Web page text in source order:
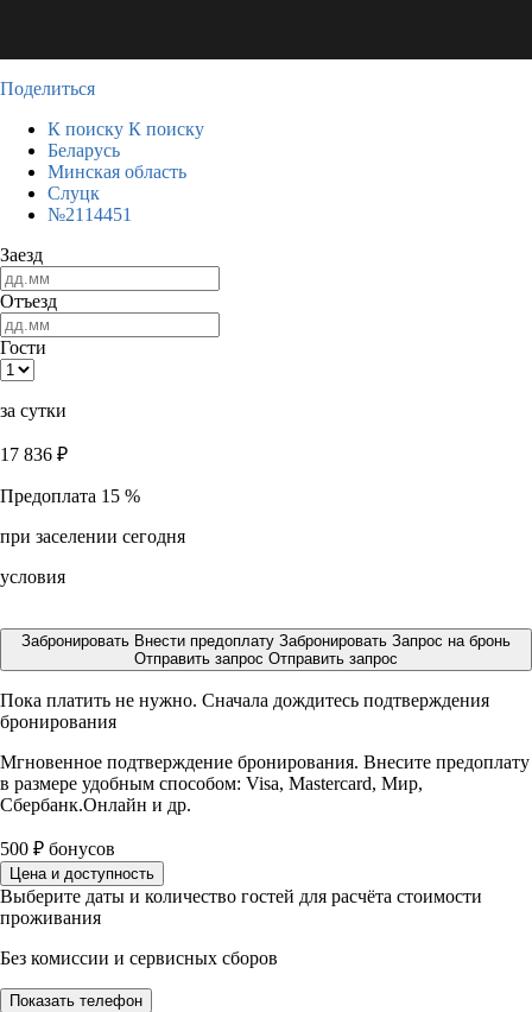
Поделиться
К поиску К поиску
Беларусь
Минская область
Слуцк
№2114451
Заезд
Отъезд
Гости
за сутки
17 836 ₽
Предоплата 15 %
при заселении сегодня
условия
Забронировать Внести предоплату Забронировать Запрос на бронь
Отправить запрос Отправить запрос
Пока платить не нужно. Сначала дождитесь подтверждения
бронирования
Мгновенное подтверждение бронирования. Внесите предоплату
в размере удобным способом: Visa, Mastercard, Мир,
Сбербанк.Онлайн и др.
500 ₽ бонусов
Цена и доступность
Выберите даты и количество гостей для расчёта стоимости
проживания
Без комиссии и сервисных сборов
Показать телефон